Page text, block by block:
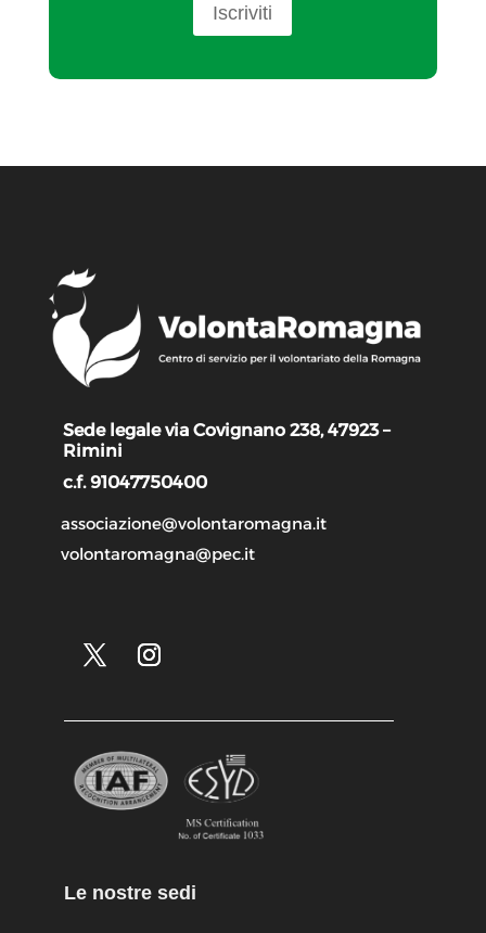
Iscriviti
Sede legale via Covignano 238, 47923 –
Rimini
c.f. 91047750400
associazione@volontaromagna.it
volontaromagna@pec.it
Le nostre sedi